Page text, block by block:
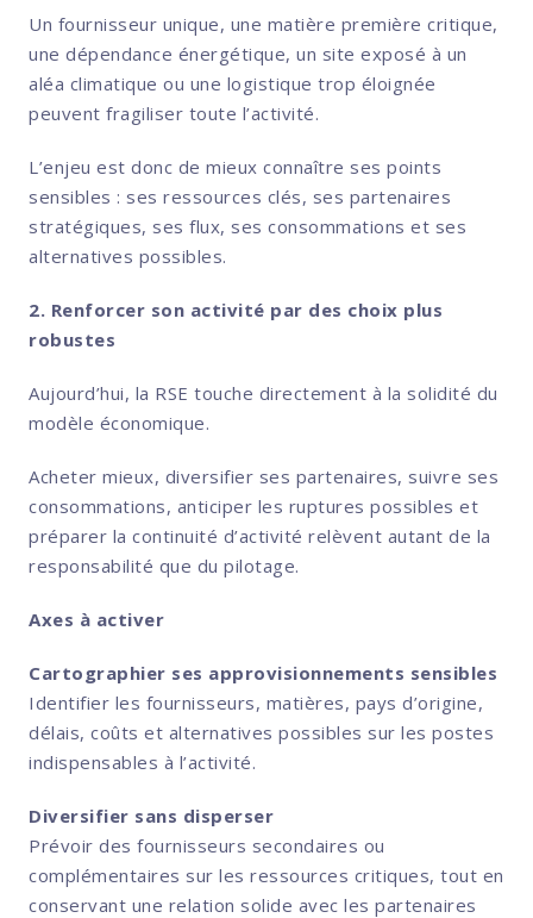
Un fournisseur unique, une matière première critique,
une dépendance énergétique, un site exposé à un
aléa climatique ou une logistique trop éloignée
peuvent fragiliser toute l’activité.
L’enjeu est donc de mieux connaître ses points
sensibles : ses ressources clés, ses partenaires
stratégiques, ses flux, ses consommations et ses
alternatives possibles.
2. Renforcer son activité par des choix plus
robustes
Aujourd’hui, la RSE touche directement à la solidité du
modèle économique.
Acheter mieux, diversifier ses partenaires, suivre ses
consommations, anticiper les ruptures possibles et
préparer la continuité d’activité relèvent autant de la
responsabilité que du pilotage.
Axes à activer
Cartographier ses approvisionnements sensibles
Identifier les fournisseurs, matières, pays d’origine,
délais, coûts et alternatives possibles sur les postes
indispensables à l’activité.
Diversifier sans disperser
Prévoir des fournisseurs secondaires ou
complémentaires sur les ressources critiques, tout en
conservant une relation solide avec les partenaires